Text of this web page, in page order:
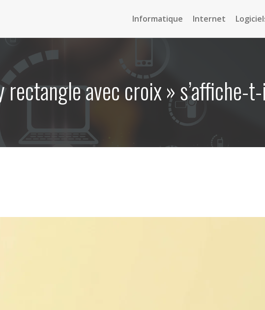
Informatique Internet
rectangle avec croix » s’affiche-